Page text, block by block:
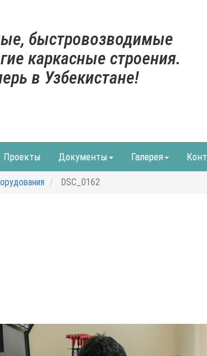
быстровозводимые
каркасные строения.
в Узбекистане!
Проекты Документы Галерея
DSC_0162